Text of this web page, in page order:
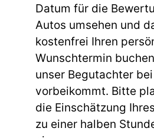
Datum für die
Autos umsehen und
kostenfrei Ihren
Wunschtermin
unser Begutachter
vorbeikommt. Bitte
die Einschätzung
zu einer halben